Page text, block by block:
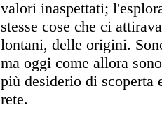
valori inaspettati;
stesse cose che ci
lontani, delle origini.
ma oggi come allora
più desiderio di
rete.